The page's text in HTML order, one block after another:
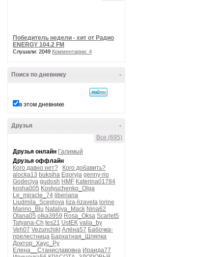
Победитель недели - хит от Радио
ENERGY 104.2 FM
Слушали: 2049 Комментарии: 4
-
Поиск по дневнику
в этом дневнике
-
Друзья
Все (695)
Друзья онлайн Галимый
Друзья оффлайн
Кого давно нет?
Кого добавить?
alocka13 buksiha Egoryja genny-rio
Godeciya gudosh HMF Katerina01784
kosha005 Kostyuchenko_Olga
Le_miracle_74 liberiana
Liudmila_Sceglova liza-lizaveta lorine
Marino_Blu Nataliya_Mack Nina62
Olana05 olka3959 Rosa_Oksa Scarlet5
Tatyana-Ch tes21 UstEK valia_by
Veh07 VezunchikI Алёна57 Бабочка-
прелестница Бархатная_Шляпка
Доктор_Хаус_Ру
Елена__Станиславовна Ираида77